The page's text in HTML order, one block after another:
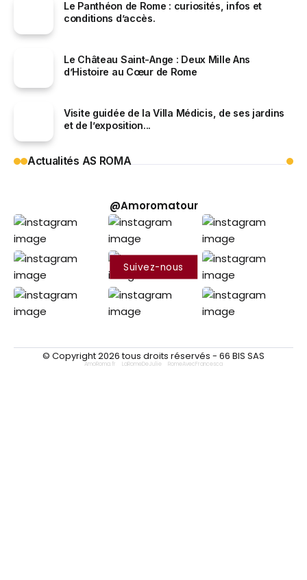
Le Panthéon de Rome : curiosités, infos et
conditions d’accès.
Le Château Saint-Ange : Deux Mille Ans
d’Histoire au Cœur de Rome
Visite guidée de la Villa Médicis, de ses jardins
et de l’exposition...
Actualités AS ROMA
@Amoromatour
Suivez-nous
© Copyright 2026 tous droits réservés - 66 BIS SAS
AmoRoma.fr LaRomeDeJulie RomeAvecFrancesca